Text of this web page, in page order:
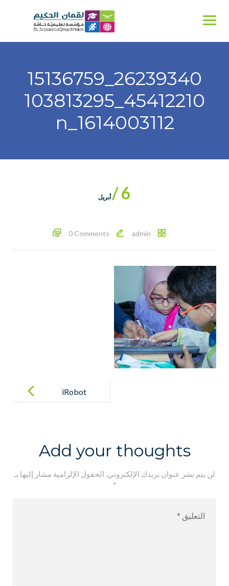
26239340_15136759
45412210_103813295
1614003112_n
6 / أبريل
admin
0 Comments
iRobot
Add your thoughts
لن يتم نشر عنوان بريدك الإلكتروني. الحقول الإلزامية مشار إليها بـ
*